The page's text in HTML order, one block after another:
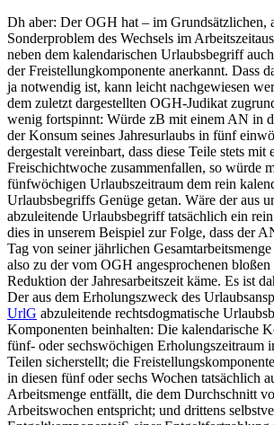
Dh aber: Der OGH hat – im Grundsätzlichen,
Sonderproblem des Wechsels im
neben dem kalendarischen Urlaubsbegriff
der Freistellungkomponente anerkannt. Dass
ja notwendig ist, kann leicht nachgewiesen
dem zuletzt dargestellten OGH-Judikat
wenig fortspinnt: Würde zB mit einem AN in
der Konsum seines Jahresurlaubs in fünf
dergestalt vereinbart, dass diese Teile stets mit
Freischichtwoche zusammenfallen, so würde
fünfwöchigen Urlaubszeitraum dem rein
Urlaubsbegriffs Genüge getan. Wäre der aus
abzuleitende Urlaubsbegriff tatsächlich ein
dies in unserem Beispiel zur Folge, dass der
Tag von seiner jährlichen
also zu der vom OGH angesprochenen bloßen
Reduktion der Jahresarbeitszeit käme. Es ist
Der aus dem Erholungszweck des
UrlG abzuleitende rechtsdogmatische
Komponenten beinhalten: Die kalendarische
fünf- oder sechswöchigen Erholungszeitraum
Teilen sicherstellt; die Freistellungskomponente
in diesen fünf oder sechs Wochen tatsächlich
Arbeitsmenge entfällt, die dem Durchschnitt
Arbeitswochen entspricht; und drittens